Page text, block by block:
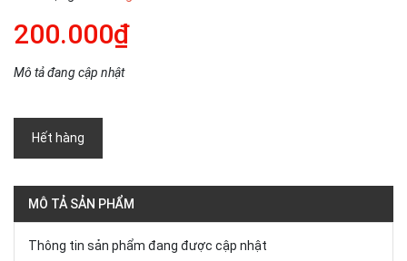
200.000₫
Mô tả đang cập nhật
Hết hàng
MÔ TẢ SẢN PHẨM
Thông tin sản phẩm đang được cập nhật